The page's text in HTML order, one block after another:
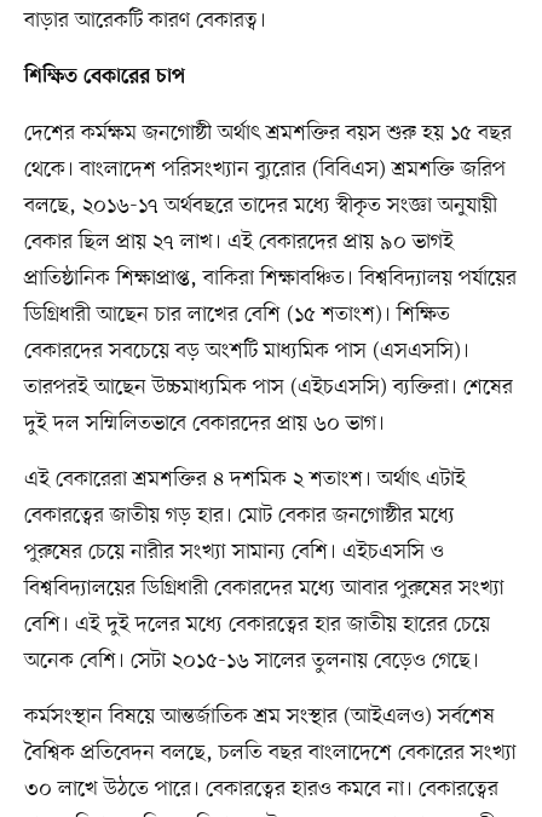
বাড়ার আরেকটি কারণ বেকারত্ব।
শিক্ষিত বেকারের চাপ
দেশের কর্মক্ষম জনগোষ্ঠী অর্থাৎ শ্রমশক্তির বয়স শুরু হয় ১৫ বছর
থেকে। বাংলাদেশ পরিসংখ্যান ব্যুরোর (বিবিএস) শ্রমশক্তি জরিপ
বলছে, ২০১৬-১৭ অর্থবছরে তাদের মধ্যে স্বীকৃত সংজ্ঞা অনুযায়ী
বেকার ছিল প্রায় ২৭ লাখ। এই বেকারদের প্রায় ৯০ ভাগই
প্রাতিষ্ঠানিক শিক্ষাপ্রাপ্ত, বাকিরা শিক্ষাবঞ্চিত। বিশ্ববিদ্যালয় পর্যায়ের
ডিগ্রিধারী আছেন চার লাখের বেশি (১৫ শতাংশ)। শিক্ষিত
বেকারদের সবচেয়ে বড় অংশটি মাধ্যমিক পাস (এসএসসি)।
তারপরই আছেন উচ্চমাধ্যমিক পাস (এইচএসসি) ব্যক্তিরা। শেষের
দুই দল সম্মিলিতভাবে বেকারদের প্রায় ৬০ ভাগ।
এই বেকারেরা শ্রমশক্তির ৪ দশমিক ২ শতাংশ। অর্থাৎ এটাই
বেকারত্বের জাতীয় গড় হার। মোট বেকার জনগোষ্ঠীর মধ্যে
পুরুষের চেয়ে নারীর সংখ্যা সামান্য বেশি। এইচএসসি ও
বিশ্ববিদ্যালয়ের ডিগ্রিধারী বেকারদের মধ্যে আবার পুরুষের সংখ্যা
বেশি। এই দুই দলের মধ্যে বেকারত্বের হার জাতীয় হারের চেয়ে
অনেক বেশি। সেটা ২০১৫-১৬ সালের তুলনায় বেড়েও গেছে।
কর্মসংস্থান বিষয়ে আন্তর্জাতিক শ্রম সংস্থার (আইএলও) সর্বশেষ
বৈশ্বিক প্রতিবেদন বলছে, চলতি বছর বাংলাদেশে বেকারের সংখ্যা
৩০ লাখে উঠতে পারে। বেকারত্বের হারও কমবে না। বেকারত্বের